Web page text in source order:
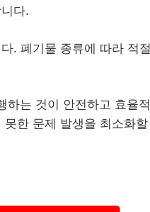
다.
. 폐기물 종류에 따라 적절
하는 것이 안전하고 효율적
한 문제 발생을 최소화할